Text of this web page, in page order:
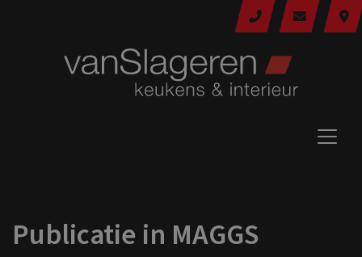
Publicatie in MAGGS